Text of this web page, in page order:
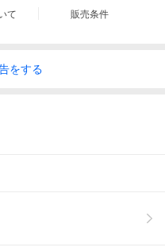
て 販売条件
をする